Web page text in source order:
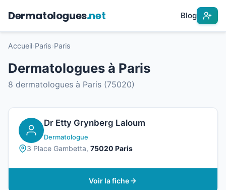
Dermatologues.net Blog
Accueil Paris Paris
Dermatologues à Paris
8 dermatologues à Paris (75020)
Dr Etty Grynberg Laloum
Dermatologue
3 Place Gambetta, 75020 Paris
Voir la fiche